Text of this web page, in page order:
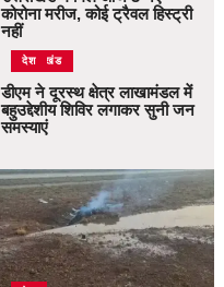
कोरोना मरीज, कोई ट्रैवल हिस्ट्री
नहीं
उत्तराखंड
देश
डीएम ने दूरस्थ क्षेत्र लाखामंडल में
बहुउद्देशीय शिविर लगाकर सुनी जन
समस्याएं